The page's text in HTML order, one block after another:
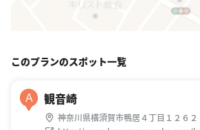
このプランのスポット一覧
A 観音崎
神奈川県横須賀市鴨居４丁目１２６２